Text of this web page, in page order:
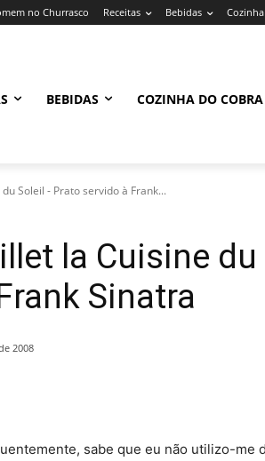
no Churrasco Receitas Bebidas
BEBIDAS COZINHA DO COBRA
Soleil - Prato servido à Frank...
la Cuisine
Sinatra
2008
sabe que eu não utilizo-me